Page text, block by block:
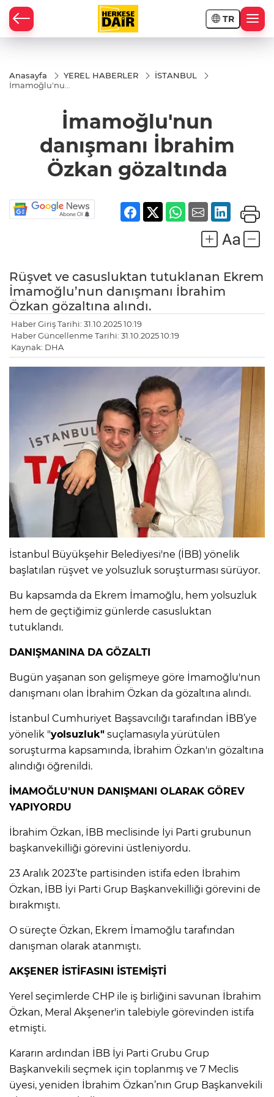
TR
Anasayfa YEREL HABERLER
İSTANBUL
İmamoğlu'nun
İmamoğlu'nun
danışmanı İbrahim
Özkan gözaltında
Rüşvet ve casusluktan tutuklanan Ekrem
İmamoğlu’nun danışmanı İbrahim
Özkan gözaltına alındı.
Haber Giriş Tarihi: 31.10.2025 10:19
Haber Güncellenme Tarihi: 31.10.2025 10:19
Kaynak: DHA
İstanbul Büyükşehir Belediyesi'ne (İBB) yönelik
başlatılan rüşvet ve yolsuzluk soruşturması sürüyor.
Bu kapsamda da Ekrem İmamoğlu, hem yolsuzluk
hem de geçtiğimiz günlerde casusluktan
tutuklandı.
DANIŞMANINA DA GÖZALTI
Bugün yaşanan son gelişmeye göre İmamoğlu'nun
danışmanı olan İbrahim Özkan da gözaltına alındı.
İstanbul Cumhuriyet Başsavcılığı tarafından İBB’ye
yönelik "yolsuzluk" suçlamasıyla yürütülen
soruşturma kapsamında, İbrahim Özkan'ın gözaltına
alındığı öğrenildi.
İMAMOĞLU'NUN DANIŞMANI OLARAK GÖREV
YAPIYORDU
İbrahim Özkan, İBB meclisinde İyi Parti grubunun
başkanvekilliği görevini üstleniyordu.
23 Aralık 2023’te partisinden istifa eden İbrahim
Özkan, İBB İyi Parti Grup Başkanvekilliği görevini de
bırakmıştı.
O süreçte Özkan, Ekrem İmamoğlu tarafından
danışman olarak atanmıştı.
AKŞENER İSTİFASINI İSTEMİŞTİ
Yerel seçimlerde CHP ile iş birliğini savunan İbrahim
Özkan, Meral Akşener'in talebiyle görevinden istifa
etmişti.
Kararın ardından İBB İyi Parti Grubu Grup
Başkanvekili seçmek için toplanmış ve 7 Meclis
üyesi, yeniden İbrahim Özkan’nın Grup Başkanvekili